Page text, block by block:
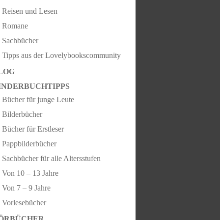
Reisen und Lesen
Romane
Sachbücher
Tipps aus der Lovelybookscommunity
Bücher für junge Leute
Bilderbücher
Bücher für Erstleser
Pappbilderbücher
Sachbücher für alle Altersstufen
Von 10 – 13 Jahre
Von 7 – 9 Jahre
Vorlesebücher